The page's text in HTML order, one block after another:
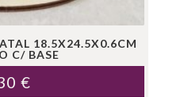
18.5X24.5X0.6CM
C/ BASE
€